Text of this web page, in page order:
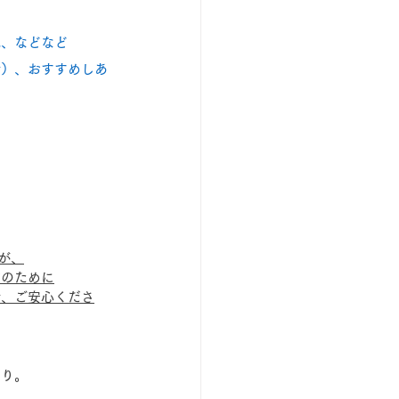
などなど
、おすすめしあ
、
ために
ご安心くださ
。